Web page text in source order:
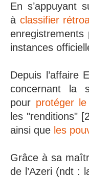
En s’appuyant
à classifier
instances
Depuis l’affaire
concernant la
pour protéger
les "renditions"
ainsi que les
Grâce à sa
de l’Azeri (ndt :